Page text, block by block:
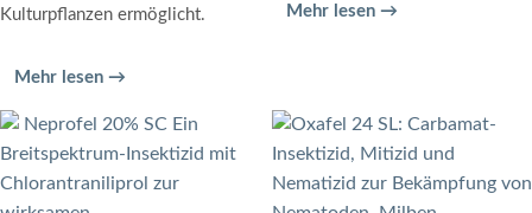
Kulturpflanzen ermöglicht.
Mehr lesen →
Mehr lesen →